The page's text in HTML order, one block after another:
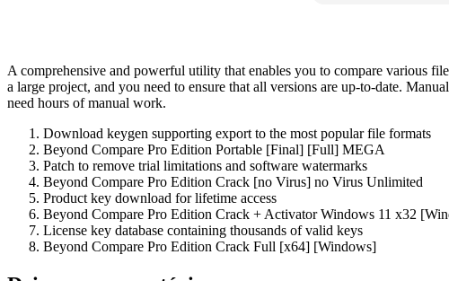
A comprehensive and powerful utility that enables you to compare various
a large project, and you need to ensure that all versions are up-to-date.
need hours of manual work.
Download keygen supporting export to the most popular file formats
Beyond Compare Pro Edition Portable [Final] [Full] MEGA
Patch to remove trial limitations and software watermarks
Beyond Compare Pro Edition Crack [no Virus] no Virus Unlimited
Product key download for lifetime access
Beyond Compare Pro Edition Crack + Activator Windows 11 x32
License key database containing thousands of valid keys
Beyond Compare Pro Edition Crack Full [x64] [Windows]